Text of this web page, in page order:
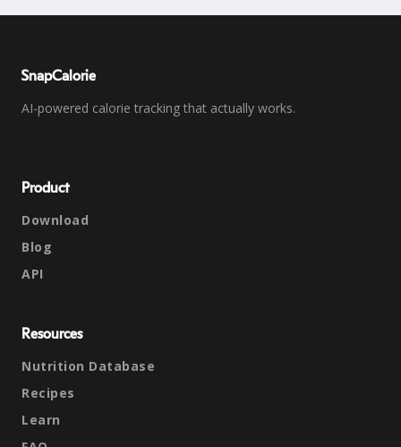
SnapCalorie
AI-powered calorie tracking that actually works.
Product
Download
Blog
API
Resources
Nutrition Database
Recipes
Learn